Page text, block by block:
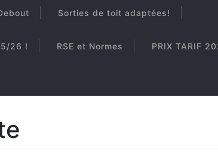
Sorties de toit adaptées!
26 ! RSE et Normes PRIX TARIF